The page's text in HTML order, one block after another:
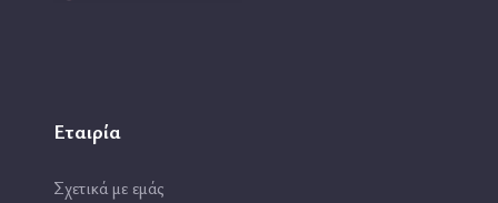
Εταιρία
Σχετικά με εμάς